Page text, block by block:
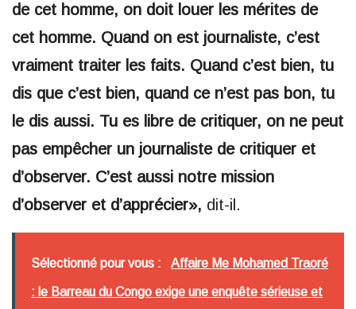
de cet homme, on doit louer les mérites de
cet homme. Quand on est journaliste, c’est
vraiment traiter les faits. Quand c’est bien, tu
dis que c’est bien, quand ce n’est pas bon, tu
le dis aussi. Tu es libre de critiquer, on ne peut
pas empêcher un journaliste de critiquer et
d’observer. C’est aussi notre mission
d’observer et d’apprécier», dit-il.
Sélectionné pour vous : Affaire Me Mohamed Traoré
: le Barreau du Congo exige une enquête sérieuse et